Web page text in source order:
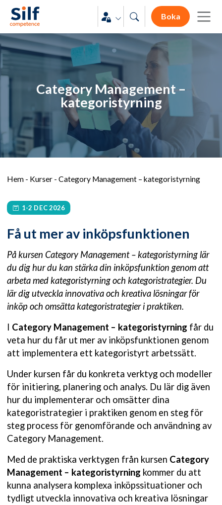
Boka
Category Management –
kategoristyrning
Hem- Kurser- Category Management – kategoristyrning
1-2 DEC 2026
Få ut mer av inköpsfunktionen
På kursen Category Management – kategoristyrning lär
du dig hur du kan stärka din inköpsfunktion genom att
arbeta med kategoristyrning och kategoristrategier. Du
lär dig utveckla innovativa och kreativa lösningar för
inköp och omsätta kategoristrategier i praktiken.
I Category Management – kategoristyrning får du
veta hur du får ut mer av inköpsfunktionen genom
att implementera ett kategoristyrt arbetssätt.
Under kursen får du konkreta verktyg och modeller
för initiering, planering och analys. Du lär dig även
hur du implementerar och omsätter dina
kategoristrategier i praktiken genom en steg för
steg process för genomförande och användning av
Category Management.
Med de praktiska verktygen från kursen Category
Management – kategoristyrning kommer du att
kunna analysera komplexa inköpssituationer och
tydligt utveckla innovativa och kreativa lösningar